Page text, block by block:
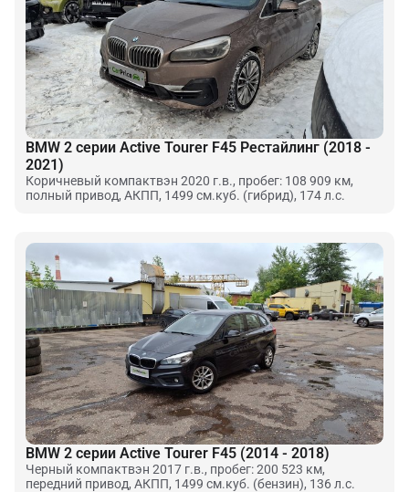
BMW 2 серии Active Tourer F45 Рестайлинг (2018 -
2021)
Коричневый компактвэн 2020 г.в., пробег: 108 909 км,
полный привод, АКПП, 1499 см.куб. (гибрид), 174 л.с.
BMW 2 серии Active Tourer F45 (2014 - 2018)
Черный компактвэн 2017 г.в., пробег: 200 523 км,
передний привод, АКПП, 1499 см.куб. (бензин), 136 л.с.